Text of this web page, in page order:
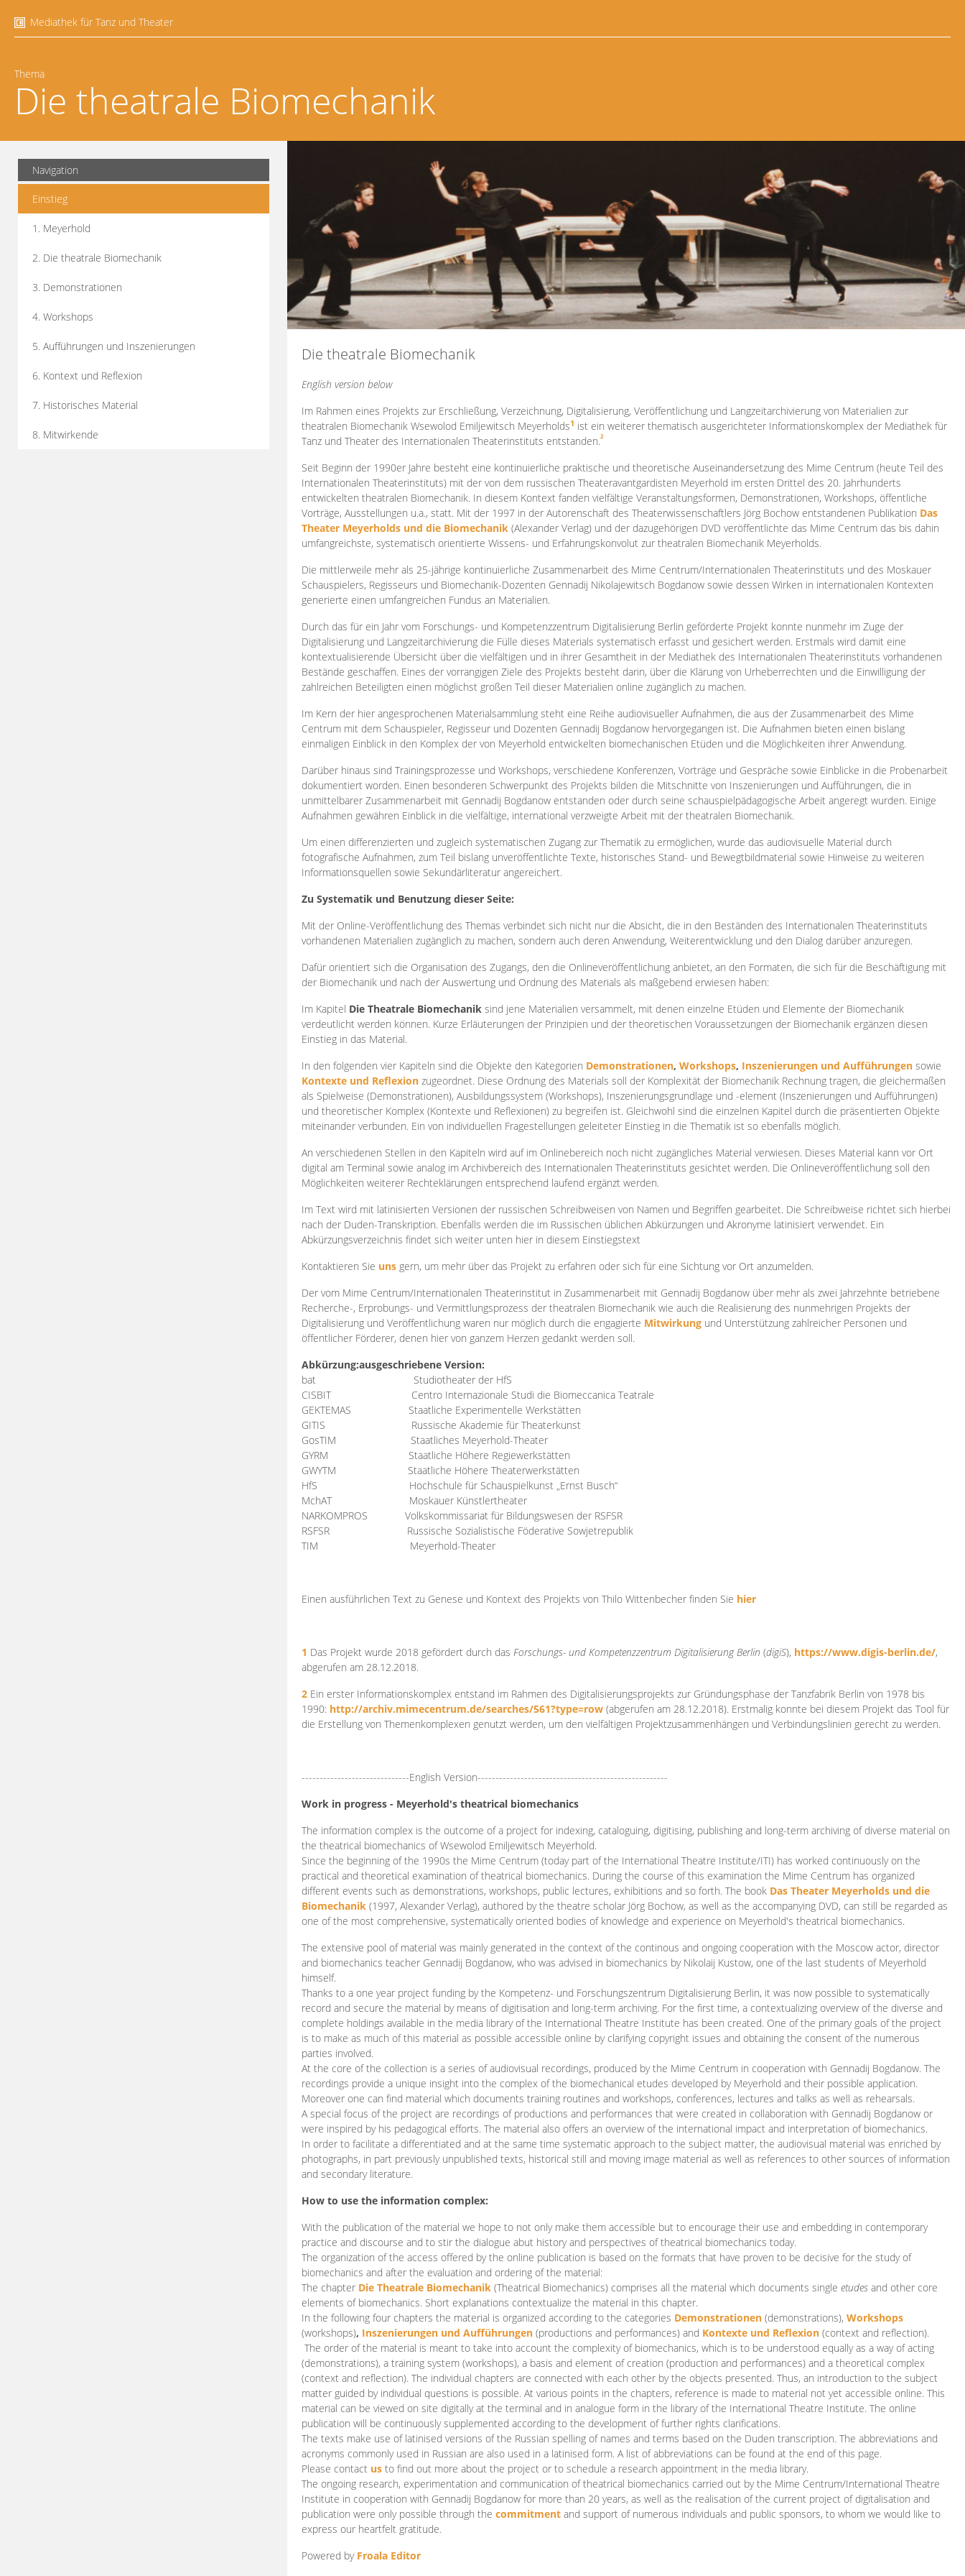
Mediathek für Tanz und Theater
Thema
Die theatrale Biomechanik
Navigation
Einstieg
1. Meyerhold
2. Die theatrale Biomechanik
3. Demonstrationen
4. Workshops
5. Aufführungen und Inszenierungen
6. Kontext und Reflexion
7. Historisches Material
8. Mitwirkende
Die theatrale Biomechanik
English version below
Im Rahmen eines Projekts zur Erschließung, Verzeichnung, Digitalisierung, Veröffentlichung und Langzeitarchivierung von Materialien zur
theatralen Biomechanik Wsewolod Emiljewitsch Meyerholds1 ist ein weiterer thematisch ausgerichteter Informationskomplex der Mediathek für
Tanz und Theater des Internationalen Theaterinstituts entstanden.2
Seit Beginn der 1990er Jahre besteht eine kontinuierliche praktische und theoretische Auseinandersetzung des Mime Centrum (heute Teil des
Internationalen Theaterinstituts) mit der von dem russischen Theateravantgardisten Meyerhold im ersten Drittel des 20. Jahrhunderts
entwickelten theatralen Biomechanik. In diesem Kontext fanden vielfältige Veranstaltungsformen, Demonstrationen, Workshops, öffentliche
Vorträge, Ausstellungen u.a., statt. Mit der 1997 in der Autorenschaft des Theaterwissenschaftlers Jörg Bochow entstandenen Publikation Das
Theater Meyerholds und die Biomechanik (Alexander Verlag) und der dazugehörigen DVD veröffentlichte das Mime Centrum das bis dahin
umfangreichste, systematisch orientierte Wissens- und Erfahrungskonvolut zur theatralen Biomechanik Meyerholds.
Die mittlerweile mehr als 25-jährige kontinuierliche Zusammenarbeit des Mime Centrum/Internationalen Theaterinstituts und des Moskauer
Schauspielers, Regisseurs und Biomechanik-Dozenten Gennadij Nikolajewitsch Bogdanow sowie dessen Wirken in internationalen Kontexten
generierte einen umfangreichen Fundus an Materialien.
Durch das für ein Jahr vom Forschungs- und Kompetenzzentrum Digitalisierung Berlin geförderte Projekt konnte nunmehr im Zuge der
Digitalisierung und Langzeitarchivierung die Fülle dieses Materials systematisch erfasst und gesichert werden. Erstmals wird damit eine
kontextualisierende Übersicht über die vielfältigen und in ihrer Gesamtheit in der Mediathek des Internationalen Theaterinstituts vorhandenen
Bestände geschaffen. Eines der vorrangigen Ziele des Projekts besteht darin, über die Klärung von Urheberrechten und die Einwilligung der
zahlreichen Beteiligten einen möglichst großen Teil dieser Materialien online zugänglich zu machen.
Im Kern der hier angesprochenen Materialsammlung steht eine Reihe audiovisueller Aufnahmen, die aus der Zusammenarbeit des Mime
Centrum mit dem Schauspieler, Regisseur und Dozenten Gennadij Bogdanow hervorgegangen ist. Die Aufnahmen bieten einen bislang
einmaligen Einblick in den Komplex der von Meyerhold entwickelten biomechanischen Etüden und die Möglichkeiten ihrer Anwendung.
Darüber hinaus sind Trainingsprozesse und Workshops, verschiedene Konferenzen, Vorträge und Gespräche sowie Einblicke in die Probenarbeit
dokumentiert worden. Einen besonderen Schwerpunkt des Projekts bilden die Mitschnitte von Inszenierungen und Aufführungen, die in
unmittelbarer Zusammenarbeit mit Gennadij Bogdanow entstanden oder durch seine schauspielpädagogische Arbeit angeregt wurden. Einige
Aufnahmen gewähren Einblick in die vielfältige, international verzweigte Arbeit mit der theatralen Biomechanik.
Um einen differenzierten und zugleich systematischen Zugang zur Thematik zu ermöglichen, wurde das audiovisuelle Material durch
fotografische Aufnahmen, zum Teil bislang unveröffentlichte Texte, historisches Stand- und Bewegtbildmaterial sowie Hinweise zu weiteren
Informationsquellen sowie Sekundärliteratur angereichert.
Zu Systematik und Benutzung dieser Seite:
Mit der Online-Veröffentlichung des Themas verbindet sich nicht nur die Absicht, die in den Beständen des Internationalen Theaterinstituts
vorhandenen Materialien zugänglich zu machen, sondern auch deren Anwendung, Weiterentwicklung und den Dialog darüber anzuregen.
Dafür orientiert sich die Organisation des Zugangs, den die Onlineveröffentlichung anbietet, an den Formaten, die sich für die Beschäftigung mit
der Biomechanik und nach der Auswertung und Ordnung des Materials als maßgebend erwiesen haben:
Im Kapitel Die Theatrale Biomechanik sind jene Materialien versammelt, mit denen einzelne Etüden und Elemente der Biomechanik
verdeutlicht werden können. Kurze Erläuterungen der Prinzipien und der theoretischen Voraussetzungen der Biomechanik ergänzen diesen
Einstieg in das Material.
In den folgenden vier Kapiteln sind die Objekte den Kategorien Demonstrationen, Workshops, Inszenierungen und Aufführungen sowie
Kontexte und Reflexion zugeordnet. Diese Ordnung des Materials soll der Komplexität der Biomechanik Rechnung tragen, die gleichermaßen
als Spielweise (Demonstrationen), Ausbildungssystem (Workshops), Inszenierungsgrundlage und -element (Inszenierungen und Aufführungen)
und theoretischer Komplex (Kontexte und Reflexionen) zu begreifen ist. Gleichwohl sind die einzelnen Kapitel durch die präsentierten Objekte
miteinander verbunden. Ein von individuellen Fragestellungen geleiteter Einstieg in die Thematik ist so ebenfalls möglich.
An verschiedenen Stellen in den Kapiteln wird auf im Onlinebereich noch nicht zugängliches Material verwiesen. Dieses Material kann vor Ort
digital am Terminal sowie analog im Archivbereich des Internationalen Theaterinstituts gesichtet werden. Die Onlineveröffentlichung soll den
Möglichkeiten weiterer Rechteklärungen entsprechend laufend ergänzt werden.
Im Text wird mit latinisierten Versionen der russischen Schreibweisen von Namen und Begriffen gearbeitet. Die Schreibweise richtet sich hierbei
nach der Duden-Transkription. Ebenfalls werden die im Russischen üblichen Abkürzungen und Akronyme latinisiert verwendet. Ein
Abkürzungsverzeichnis findet sich weiter unten hier in diesem Einstiegstext
Kontaktieren Sie uns gern, um mehr über das Projekt zu erfahren oder sich für eine Sichtung vor Ort anzumelden.
Der vom Mime Centrum/Internationalen Theaterinstitut in Zusammenarbeit mit Gennadij Bogdanow über mehr als zwei Jahrzehnte betriebene
Recherche-, Erprobungs- und Vermittlungsprozess der theatralen Biomechanik wie auch die Realisierung des nunmehrigen Projekts der
Digitalisierung und Veröffentlichung waren nur möglich durch die engagierte Mitwirkung und Unterstützung zahlreicher Personen und
öffentlicher Förderer, denen hier von ganzem Herzen gedankt werden soll.
Abkürzung:ausgeschriebene Version:
bat
Studiotheater der HfS
CISBIT
Centro Internazionale Studi die Biomeccanica Teatrale
GEKTEMAS
Staatliche Experimentelle Werkstätten
GITIS
Russische Akademie für Theaterkunst
GosTIM
Staatliches Meyerhold-Theater
GYRM
Staatliche Höhere Regiewerkstätten
GWYTM
Staatliche Höhere Theaterwerkstätten
HfS
Hochschule für Schauspielkunst „Ernst Busch“
MchAT
Moskauer Künstlertheater
NARKOMPROS
Volkskommissariat für Bildungswesen der RSFSR
RSFSR
Russische Sozialistische Föderative Sowjetrepublik
TIM Meyerhold-Theater
Einen ausführlichen Text zu Genese und Kontext des Projekts von Thilo Wittenbecher finden Sie hier
1 Das Projekt wurde 2018 gefördert durch das Forschungs- und Kompetenzzentrum DigitalisierungBerlin (digiS), https://www.digis-berlin.de/,
abgerufen am 28.12.2018.
2 Ein erster Informationskomplex entstand im Rahmen des Digitalisierungsprojekts zur Gründungsphase der Tanzfabrik Berlin von 1978 bis
1990: http://archiv.mimecentrum.de/searches/561?type=row (abgerufen am 28.12.2018). Erstmalig konnte bei diesem Projekt das Tool für
die Erstellung von Themenkomplexen genutzt werden, um den vielfältigen Projektzusammenhängen und Verbindungslinien gerecht zu werden.
------------------------------English Version-----------------------------------------------------
Work in progress - Meyerhold's theatrical biomechanics
The information complex is the outcome of a project for indexing, cataloguing, digitising, publishing and long-term archiving of diverse material on
the theatrical biomechanics of Wsewolod Emiljewitsch Meyerhold.
Since the beginning of the 1990s the Mime Centrum (today part of the International Theatre Institute/ITI) has worked continuously on the
practical and theoretical examination of theatrical biomechanics. During the course of this examination the Mime Centrum has organized
different events such as demonstrations, workshops, public lectures, exhibitions and so forth. The book Das Theater Meyerholds und die
Biomechanik (1997, Alexander Verlag), authored by the theatre scholar Jörg Bochow, as well as the accompanying DVD, can still be regarded as
one of the most comprehensive, systematically oriented bodies of knowledge and experience on Meyerhold's theatrical biomechanics.
The extensive pool of material was mainly generated in the context of the continous and ongoing cooperation with the Moscow actor, director
and biomechanics teacher Gennadij Bogdanow, who was advised in biomechanics by Nikolaij Kustow, one of the last students of Meyerhold
himself.
Thanks to a one year project funding by the Kompetenz- und Forschungszentrum Digitalisierung Berlin, it was now possible to systematically
record and secure the material by means of digitisation and long-term archiving. For the first time, a contextualizing overview of the diverse and
complete holdings available in the media library of the International Theatre Institute has been created. One of the primary goals of the project
is to make as much of this material as possible accessible online by clarifying copyright issues and obtaining the consent of the numerous
parties involved.
At the core of the collection is a series of audiovisual recordings, produced by the Mime Centrum in cooperation with Gennadij Bogdanow. The
recordings provide a unique insight into the complex of the biomechanical etudes developed by Meyerhold and their possible application.
Moreover one can find material which documents training routines and workshops, conferences, lectures and talks as well as rehearsals.
A special focus of the project are recordings of productions and performances that were created in collaboration with Gennadij Bogdanow or
were inspired by his pedagogical efforts. The material also offers an overview of the international impact and interpretation of biomechanics.
In order to facilitate a differentiated and at the same time systematic approach to the subject matter, the audiovisual material was enriched by
photographs, in part previously unpublished texts, historical still and moving image material as well as references to other sources of information
and secondary literature.
How to use the information complex:
With the publication of the material we hope to not only make them accessible but to encourage their use and embedding in contemporary
practice and discourse and to stir the dialogue abut history and perspectives of theatrical biomechanics today.
The organization of the access offered by the online publication is based on the formats that have proven to be decisive for the study of
biomechanics and after the evaluation and ordering of the material:
The chapter Die Theatrale Biomechanik (Theatrical Biomechanics) comprises all the material which documents single etudes and other core
elements of biomechanics. Short explanations contextualize the material in this chapter.
In the following four chapters the material is organized according to the categories Demonstrationen (demonstrations), Workshops
(workshops), Inszenierungen und Aufführungen (productions and performances) and Kontexte und Reflexion (context and reflection).
The order of the material is meant to take into account the complexity of biomechanics, which is to be understood equally as a way of acting
(demonstrations), a training system (workshops), a basis and element of creation (production and performances) and a theoretical complex
(context and reflection). The individual chapters are connected with each other by the objects presented. Thus, an introduction to the subject
matter guided by individual questions is possible. At various points in the chapters, reference is made to material not yet accessible online. This
material can be viewed on site digitally at the terminal and in analogue form in the library of the International Theatre Institute. The online
publication will be continuously supplemented according to the development of further rights clarifications.
The texts make use of latinised versions of the Russian spelling of names and terms based on the Duden transcription. The abbreviations and
acronyms commonly used in Russian are also used in a latinised form. A list of abbreviations can be found at the end of this page.
Please contact us to find out more about the project or to schedule a research appointment in the media library.
The ongoing research, experimentation and communication of theatrical biomechanics carried out by the Mime Centrum/International Theatre
Institute in cooperation with Gennadij Bogdanow for more than 20 years, as well as the realisation of the current project of digitalisation and
publication were only possible through the commitment and support of numerous individuals and public sponsors, to whom we would like to
express our heartfelt gratitude.
Powered by Froala Editor